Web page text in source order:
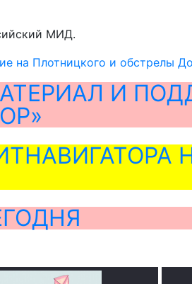
МИД.
на Плотницкого и обстрелы
И